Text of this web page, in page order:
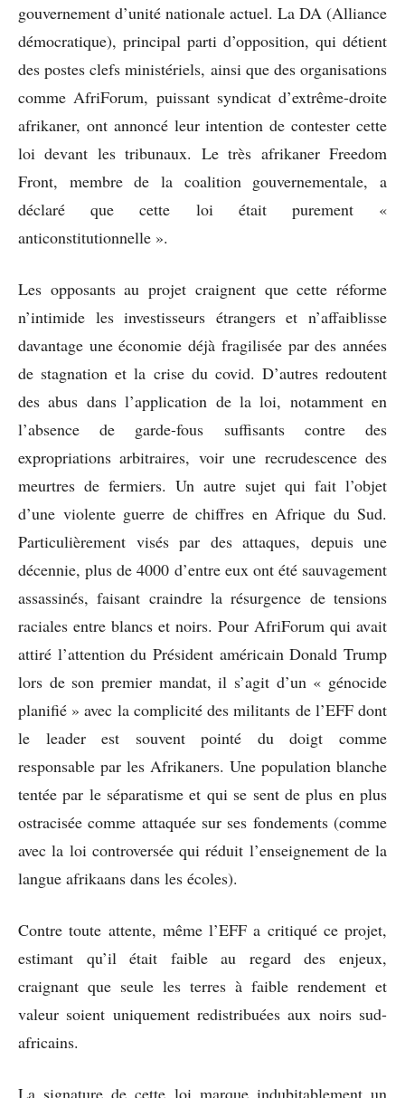
gouvernement d’unité nationale actuel. La DA (Alliance
démocratique), principal parti d’opposition, qui détient
des postes clefs ministériels, ainsi que des organisations
comme AfriForum, puissant syndicat d’extrême-droite
afrikaner, ont annoncé leur intention de contester cette
loi devant les tribunaux. Le très afrikaner Freedom
Front, membre de la coalition gouvernementale, a
déclaré que cette loi était purement «
anticonstitutionnelle ».
Les opposants au projet craignent que cette réforme
n’intimide les investisseurs étrangers et n’affaiblisse
davantage une économie déjà fragilisée par des années
de stagnation et la crise du covid. D’autres redoutent
des abus dans l’application de la loi, notamment en
l’absence de garde-fous suffisants contre des
expropriations arbitraires, voir une recrudescence des
meurtres de fermiers. Un autre sujet qui fait l’objet
d’une violente guerre de chiffres en Afrique du Sud.
Particulièrement visés par des attaques, depuis une
décennie, plus de 4000 d’entre eux ont été sauvagement
assassinés, faisant craindre la résurgence de tensions
raciales entre blancs et noirs. Pour AfriForum qui avait
attiré l’attention du Président américain Donald Trump
lors de son premier mandat, il s’agit d’un « génocide
planifié » avec la complicité des militants de l’EFF dont
le leader est souvent pointé du doigt comme
responsable par les Afrikaners. Une population blanche
tentée par le séparatisme et qui se sent de plus en plus
ostracisée comme attaquée sur ses fondements (comme
avec la loi controversée qui réduit l’enseignement de la
langue afrikaans dans les écoles).
Contre toute attente, même l’EFF a critiqué ce projet,
estimant qu’il était faible au regard des enjeux,
craignant que seule les terres à faible rendement et
valeur soient uniquement redistribuées aux noirs sud-
africains.
La signature de cette loi marque indubitablement un